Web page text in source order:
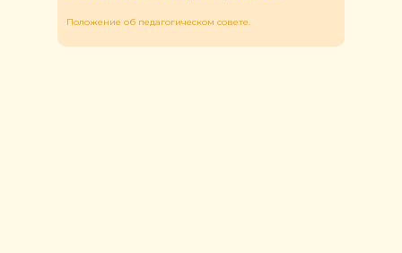
Положение об педагогическом совете.